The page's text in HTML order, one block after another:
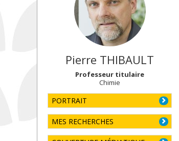
Pierre THIBAULT
Professeur titulaire
Chimie
PORTRAIT
MES RECHERCHES